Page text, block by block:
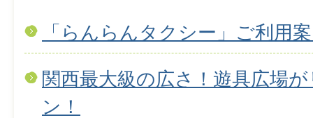
「らんらんタクシー」ご利用
関西最大級の広さ！遊具広場
ン！